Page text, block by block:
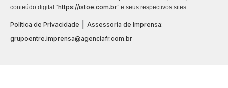
conteúdo digital “https://istoe.com.br” e seus respectivos sites.
Política de Privacidade
Assessoria de Imprensa:
grupoentre.imprensa@agenciafr.com.br